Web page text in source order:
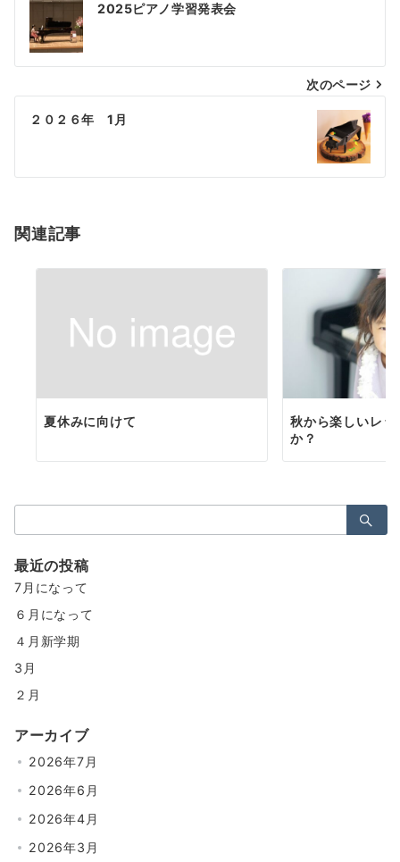
2025ピアノ学習発表会
次のページ
２０２６年 1月
関連記事
夏休みに向けて
秋から楽しいレ
か？
最近の投稿
7月になって
６月になって
４月新学期
3月
２月
アーカイブ
2026年7月
2026年6月
2026年4月
2026年3月